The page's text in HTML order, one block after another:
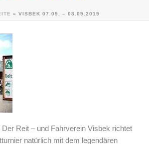
» VISBEK 07.09. – 08.09.2019
Reit – und Fahrverein Visbek richtet
natürlich mit dem legendären